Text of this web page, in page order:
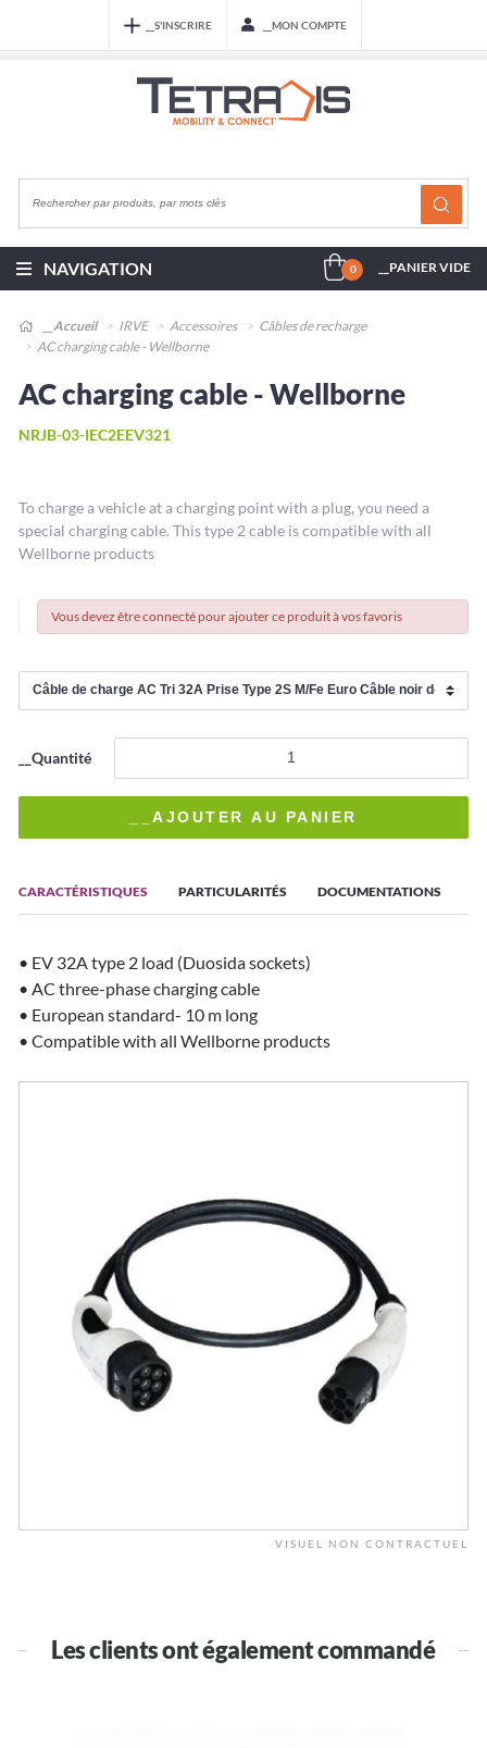
__S'INSCRIRE __MON COMPTE
NAVIGATION 0 __PANIER VIDE
__Accueil IRVE Accessoires
Câbles de recharge
AC charging cable - Wellborne
CARACTÉRISTIQUES PARTICULARITÉS DOCUMENTATIONS
• EV 32A type 2 load (Duosida sockets)
• AC three-phase charging cable
• European standard- 10 m long
• Compatible with all Wellborne products
VISUEL NON CONTRACTUEL
AC charging cable - Wellborne
NRJB-03-IEC2EEV321
To charge a vehicle at a charging point with a plug, you need a
special charging cable. This type 2 cable is compatible with all
Wellborne products
Vous devez être connecté pour ajouter ce produit à vos favoris
__Quantité
Les clients ont également commandé